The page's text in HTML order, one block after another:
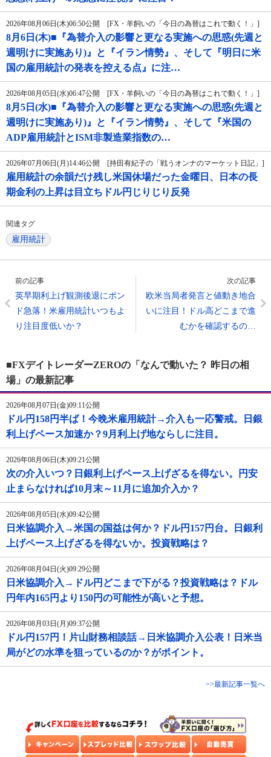
2026年08月06日(木)06:50公開 [FX・羊飼いの「今日の為替はこれで動く！」]
8月6日(木)■『為替介入の影響と更なる実施への思惑(先週と
週明けに実施あり)』と『イラン情勢』、そして『明日に米
国の雇用統計の発表を控える点』に注…
2026年08月05日(水)06:47公開 [FX・羊飼いの「今日の為替はこれで動く！」]
8月5日(水)■『為替介入の影響と更なる実施への思惑(先週と
週明けに実施あり)』と『イラン情勢』、そして『米国の
ADP雇用統計とISM非製造業指数の…
2026年07月06日(月)14:46公開 [持田有紀子の「戦うオンナのマーケット日記」]
雇用統計の余韻だけ残し米国休場だった金曜日、日本の長
期金利の上昇は目立ちドル円じりじり反発
関連タグ
雇用統計
前の記事
英早期利上げ観測後退にポン
ド急落！米雇用統計いつもよ
り注目度低いか？
次の記事
欧米当局者発言と値動き地合
いに注目！ドル高どこまで進
むかを確認するの…
■FXデイトレーダーZEROの「なんで動いた？ 昨日の相
場」の最新記事
2026年08月07日(金)09:11公開
ドル円158円半ば！今晩米雇用統計→介入も一応警戒。日銀
利上げペース加速か？9月利上げ地ならしに注目。
2026年08月06日(木)09:21公開
次の介入いつ？日銀利上げペース上げざるを得ない。円安
止まらなければ10月末～11月に追加介入か？
2026年08月05日(水)09:42公開
日米協調介入→米国の国益は何か？ドル円157円台。日銀利
上げペース上げざるを得ないか。投資戦略は？
2026年08月04日(火)09:29公開
日米協調介入→ドル円どこまで下がる？投資戦略は？ドル
円年内165円より150円の可能性が高いと予想。
2026年08月03日(月)09:37公開
ドル円157円！片山財務相談話→日米協調介入公表！日米当
局がどの水準を狙っているのか？がポイント。
>>最新記事一覧へ